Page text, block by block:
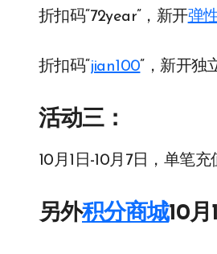
折扣码“72year”，新开弹
折扣码“ jian100 ”，新开独
活动三：
10月1日-10月7日，单笔充
另外积分商城10月